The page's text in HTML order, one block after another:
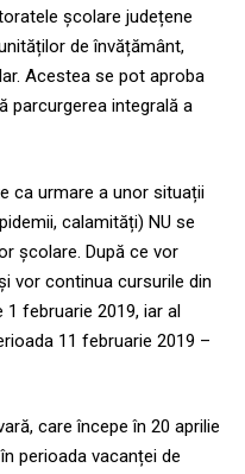
școlare județene
de învățământ,
Acestea se pot aproba
parcurgerea integrală a
ca urmare a unor situații
calamități) NU se
școlare. După ce vor
vor continua cursurile din
februarie 2019, iar al
11 februarie 2019 –
care începe în 20 aprilie
perioada vacanței de